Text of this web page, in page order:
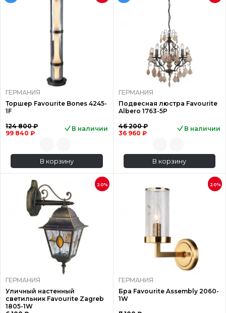
ГЕРМАНИЯ
Торшер Favourite Bones 4245-
1F
124 800 ₽
99 840 ₽
В наличии
В корзину
ГЕРМАНИЯ
Подвесная люстра Favourite
Albero 1763-5P
46 200 ₽
36 960 ₽
В наличии
В корзину
20%
ГЕРМАНИЯ
Уличный настенный
светильник Favourite Zagreb
1805-1W
20%
ГЕРМАНИЯ
Бра Favourite Assembly 2060-
1W